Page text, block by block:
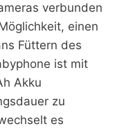
verbunden
einen
Füttern des
ist mit
Akku
zu
es